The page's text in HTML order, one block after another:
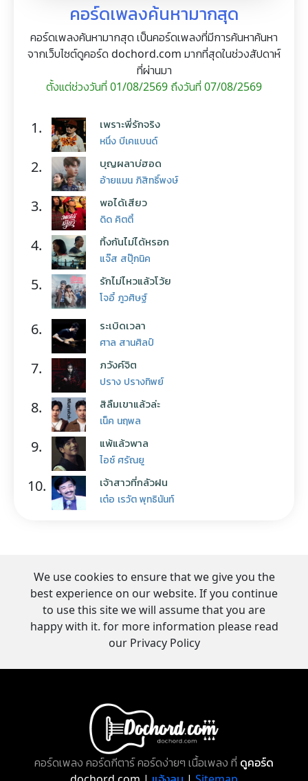
คอร์ดเพลงค้นหามากสุด
คอร์ดเพลงค้นหามากสุด เป็นคอร์ดเพลงที่มีการค้นหาค้นหา
จากเว็บไซต์ดูคอร์ด dochord.com มากที่สุดในช่วงสัปดาห์
ที่ผ่านมา
ตั้งแต่ช่วงวันที่ 01/08/2569 ถึงวันที่ 07/08/2569
1. เพราะพี่รักจริง
หนึ่ง บีเคแบนด์
2. บุญผลาบ่ฮอด
อ้ายแมน ภิสิทธิ์พงษ์
3. พอได้เสียว
ดิด คิตตี้
4. ทิ้งกันไม่ได้หรอก
แจ๊ส สปุ๊กนิค
5. รักไม่ไหวแล้วโว้ย
โจอี้ ภูวศิษฐ์
6. ระเบิดเวลา
ศาล สานศิลป์
7. ภวังค์จิต
ปราง ปรางทิพย์
8. สิลืมเขาแล้วล่ะ
เน็ค นฤพล
9. แพ้แล้วพาล
ไอซ์ ศรัณยู
10. เจ้าสาวที่กลัวฝน
เต๋อ เรวัต พุทธินันท์
We use cookies to ensure that we give you the
best experience on our website. If you continue
to use this site we will assume that you are
happy with it. for more information please read
our Privacy Policy
คอร์ดเพลง คอร์ดกีตาร์ คอร์ดง่ายๆ เนื้อเพลง ที่ ดูคอร์ด